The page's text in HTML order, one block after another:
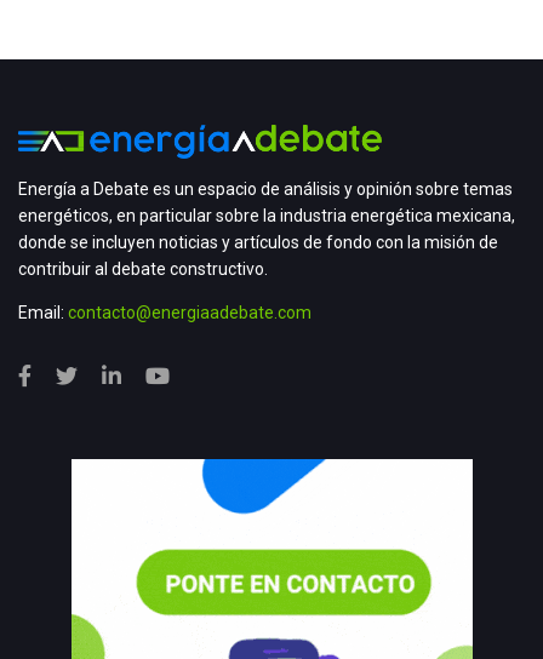
Energía a Debate es un espacio de análisis y opinión sobre temas
energéticos, en particular sobre la industria energética mexicana,
donde se incluyen noticias y artículos de fondo con la misión de
contribuir al debate constructivo.
Email: contacto@energiaadebate.com